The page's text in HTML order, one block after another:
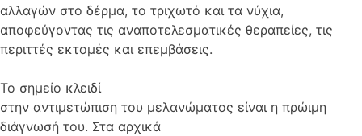
αλλαγών στο δέρμα, το τριχωτό και τα νύχια,
αποφεύγοντας τις αναποτελεσματικές θεραπείες, τις
περιττές εκτομές και επεμβάσεις.
Το σημείο κλειδί
στην αντιμετώπιση του μελανώματος είναι η πρώιμη
διάγνωσή του. Στα αρχικά